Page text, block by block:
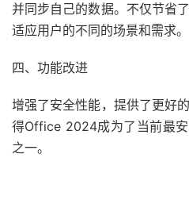
并同步自己的数据。不仅节省
适应用户的不同的场景和需求。
四、功能改进
增强了安全性能，提供了更好
得Office 2024成为了当前最
之一。